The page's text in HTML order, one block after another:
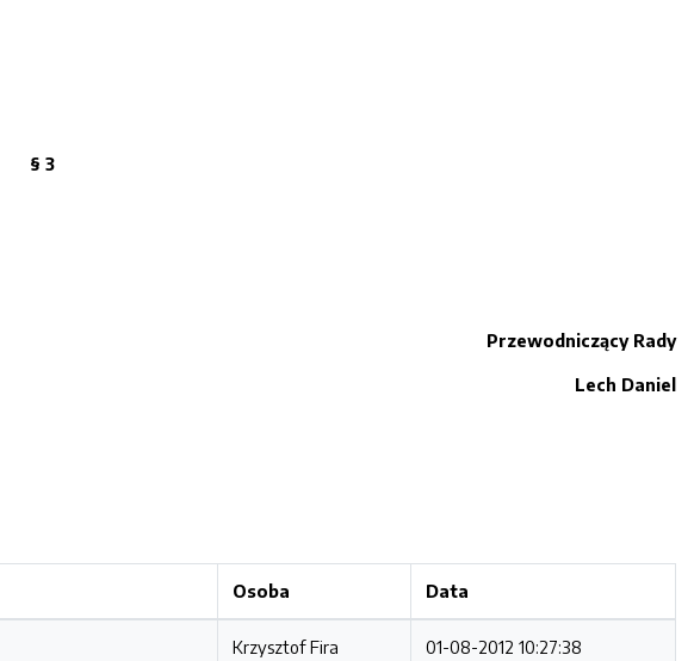
§ 3
Przewodniczący Rady
Lech Daniel
Osoba Data
Krzysztof Fira 01-08-2012 10:27:38